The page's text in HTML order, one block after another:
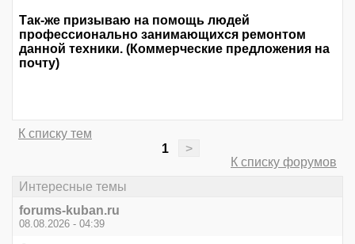
Так-же призываю на помощь людей
профессионально занимающихся ремонтом
данной техники. (Коммерческие предложения на
почту)
К списку тем
1
>
К списку форумов
Интересные темы
forums-kuban.ru
08.08.2026 - 04:39